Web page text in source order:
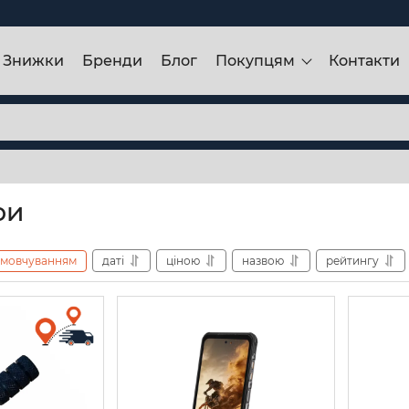
Знижки Бренди Блог Покупцям Контакти
даті ціною назвою рейтингу